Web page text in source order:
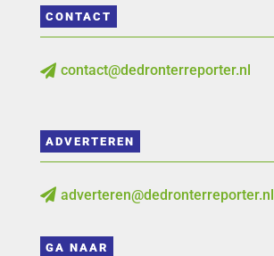
CONTACT
 contact@dedronterreporter.nl
ADVERTEREN
 adverteren@dedronterreporter.nl
GA NAAR